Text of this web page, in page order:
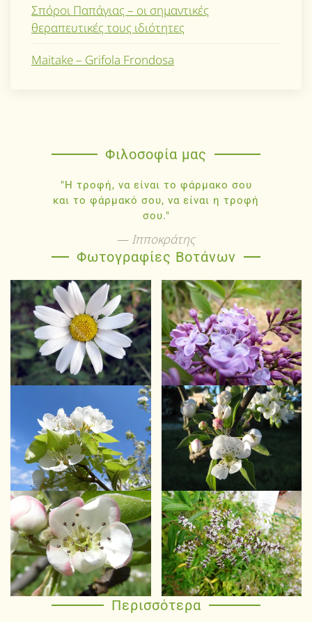
Σπόροι Παπάγιας – οι σημαντικές
θεραπευτικές τους ιδιότητες
Maitake – Grifola Frondosa
Φιλοσοφία μας
"Η τροφή, να είναι το φάρμακο σου
και το φάρμακό σου, να είναι η τροφή
σου."
Ιπποκράτης
Φωτογραφίες Βοτάνων
Περισσότερα